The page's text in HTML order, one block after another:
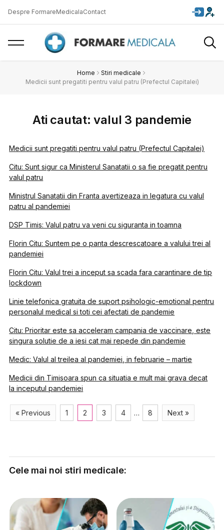
Despre FormareMedicalaContact
Home
Stiri medicale
Medicii sunt pregatiti pentru valul patru (Prefectul Capitalei)
Ati cautat: valul 3 pandemie
Medicii sunt pregatiti pentru valul patru (Prefectul Capitalei)
Citu: Sunt sigur ca Ministerul Sanatatii o sa fie pregatit pentru
valul patru
Ministrul Sanatatii din Franta avertizeaza in legatura cu valul
patru al pandemiei
DSP Timis: Valul patru va veni cu siguranta in toamna
Florin Citu: Suntem pe o panta descrescatoare a valului trei al
pandemiei
Florin Citu: Valul trei a inceput sa scada fara carantinare de tip
lockdown
Linie telefonica gratuita de suport psihologic-emotional pentru
personalul medical si toti cei afectati de pandemie
Citu: Prioritar este sa acceleram campania de vaccinare, este
singura solutie de a iesi cat mai repede din pandemie
Medic: Valul al treilea al pandemiei, in februarie – martie
Medicii din Timisoara spun ca situatia e mult mai grava decat
la inceputul pandemiei
« Previous 1 2 3 4 … 8 Next »
Cele mai noi stiri medicale: